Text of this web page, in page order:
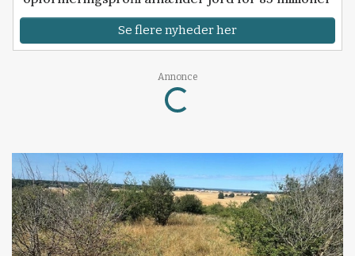
Se flere nyheder her
Annonce
Loading...